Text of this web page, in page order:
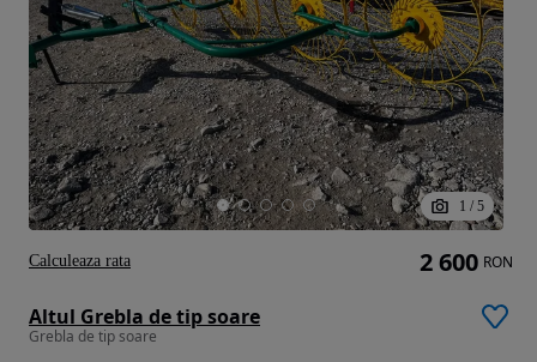
1 / 5
Altul Grebla de tip soare
Grebla de tip soare
2 600 RON
Calculeaza rata